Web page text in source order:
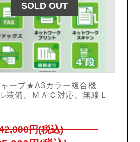
SOLD OUT
ャープ★A3カラー複合機
装備、ＭＡＣ対応、無線Ｌ
円(税込)